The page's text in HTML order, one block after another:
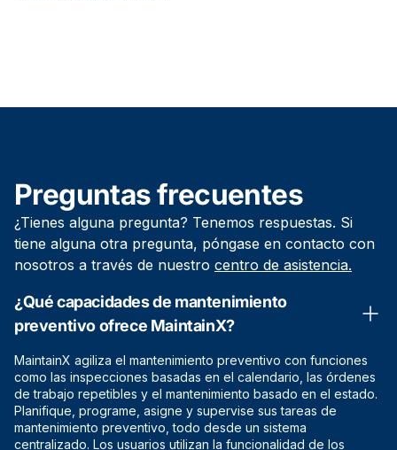
Preguntas frecuentes
¿Tienes alguna pregunta? Tenemos respuestas. Si
tiene alguna otra pregunta, póngase en contacto con
nosotros a través de nuestro centro de asistencia.
¿Qué capacidades de mantenimiento
preventivo ofrece MaintainX?
MaintainX agiliza el mantenimiento preventivo con funciones
como las inspecciones basadas en el calendario, las órdenes
de trabajo repetibles y el mantenimiento basado en el estado.
Planifique, programe, asigne y supervise sus tareas de
mantenimiento preventivo, todo desde un sistema
centralizado. Los usuarios utilizan la funcionalidad de los